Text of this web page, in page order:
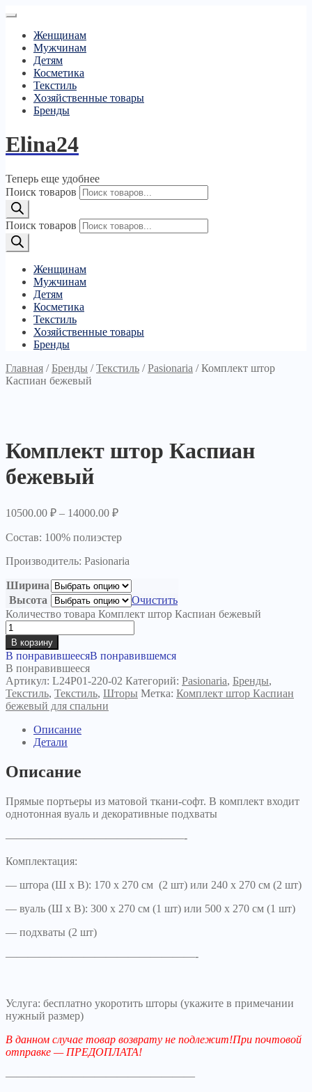
Женщинам
Мужчинам
Детям
Косметика
Текстиль
Хозяйственные товары
Бренды
Elina24
Теперь еще удобнее
Поиск товаров
Поиск товаров
Женщинам
Мужчинам
Детям
Косметика
Текстиль
Хозяйственные товары
Бренды
Главная /Бренды /Текстиль /Pasionaria /Комплект штор
Каспиан бежевый
Комплект штор Каспиан
бежевый
10500.00 ₽ – 14000.00 ₽
Состав: 100% полиэстер
Производитель: Pasionaria
Ширина
Высота
Очистить
Количество товара Комплект штор Каспиан бежевый
В корзину
В понравившеесяВ понравившемся
В понравившееся
Артикул: L24P01-220-02 Категорий: Pasionaria, Бренды,
Текстиль, Текстиль, Шторы Метка: Комплект штор Каспиан
бежевый для спальни
Описание
Детали
Описание
Прямые портьеры из матовой ткани-софт. В комплект входит
однотонная вуаль и декоративные подхваты
————————————————-
Комплектация:
— штора (Ш х В): 170 х 270 см (2 шт) или 240 х 270 см (2 шт)
— вуаль (Ш х В): 300 х 270 см (1 шт) или 500 х 270 см (1 шт)
— подхваты (2 шт)
—————————————————-
Услуга: бесплатно укоротить шторы (укажите в примечании
нужный размер)
В данном случае товар возврату не подлежит!При почтовой
отправке — ПРЕДОПЛАТА!
—————————————————